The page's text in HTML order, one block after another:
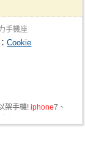
手機座
Cookie
架手機!iphone7、